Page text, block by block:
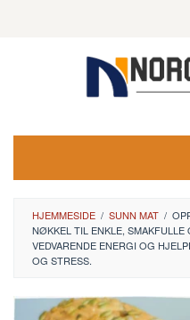
HJEMMESIDE / SUNN MAT /
NØKKEL TIL ENKLE, SMAKFULLE
VEDVARENDE ENERGI OG
OG STRESS.